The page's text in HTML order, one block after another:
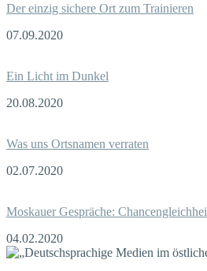
Der einzig sichere Ort zum Trainieren
07.09.2020
Ein Licht im Dunkel
20.08.2020
Was uns Ortsnamen verraten
02.07.2020
Moskauer Gespräche:
04.02.2020